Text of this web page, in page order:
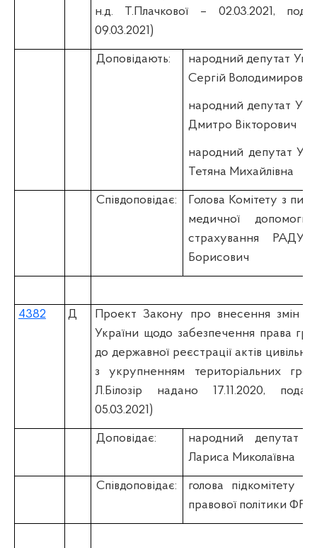
н.д. Т.Плачкової – 02.03.2021,
09.03.2021)
Доповідають:
народний депутат
Сергій Володимирович
народний депутат
Дмитро Вікторович
народний депутат
Тетяна Михайлівна
Співдоповідає:
Голова Комітету з
медичної
страхування
Борисович
4382 Д
Проект Закону про внесення змін
України щодо забезпечення права
до державної реєстрації актів
з укрупненням територіальних
Л.Білозір надано 17.11.2020,
05.03.2021)
Доповідає:
народний депутат
Лариса Миколаївна
Співдоповідає:
голова підкомітету
правової політики